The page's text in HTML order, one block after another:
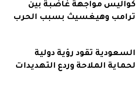
كواليس مواجهة غاضبة بين
ترامب وهيغسيث بسبب الحرب
السعودية تقود رؤية دولية
لحماية الملاحة وردع التهديدات